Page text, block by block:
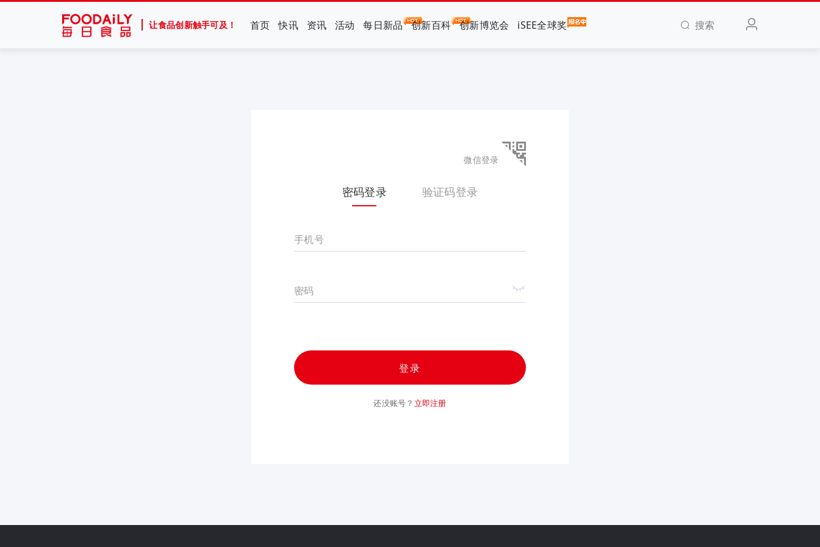
让食品创新触手可及！ 首页 快讯 资讯 活动 每日新品 创新百科 创新博览会 iSEE全球奖 搜索
微信登录
密码登录 验证码登录
手机号
密码
登录
还没账号？ 立即注册